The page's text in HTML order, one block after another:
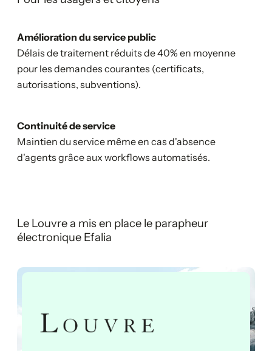
Amélioration du service public
Délais de traitement réduits de 40% en moyenne
pour les demandes courantes (certificats,
autorisations, subventions).
Continuité de service
Maintien du service même en cas d'absence
d'agents grâce aux workflows automatisés.
Le Louvre a mis en place le parapheur
électronique Efalia